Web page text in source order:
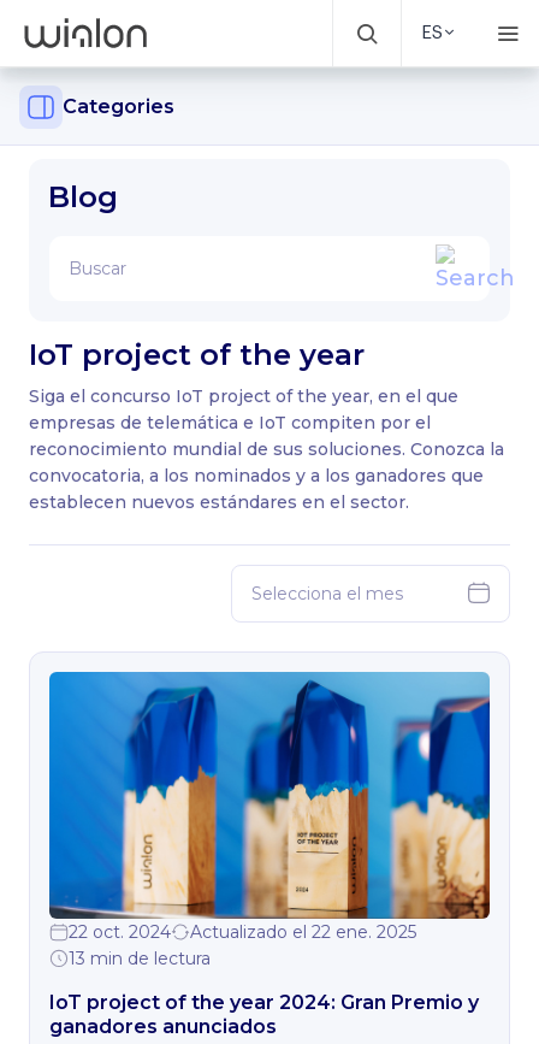
ES
Categories
Blog
IoT project of the year
Siga el concurso IoT project of the year, en el que
empresas de telemática e IoT compiten por el
reconocimiento mundial de sus soluciones. Conozca la
convocatoria, a los nominados y a los ganadores que
establecen nuevos estándares en el sector.
22 oct. 2024
Actualizado el 22 ene. 2025
13 min de lectura
IoT project of the year 2024: Gran Premio y
ganadores anunciados